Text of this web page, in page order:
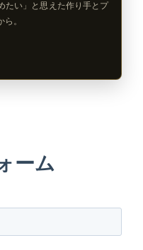
たい」と思えた作り手とプ
。